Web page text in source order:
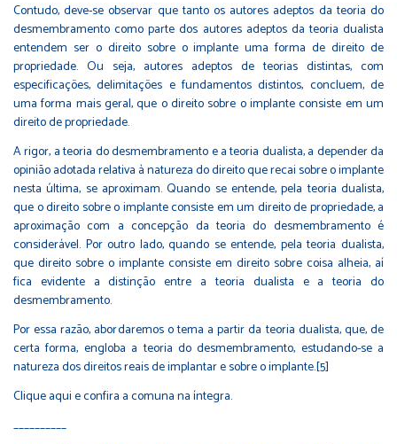
Contudo, deve-se observar que tanto os autores adeptos da teoria do
desmembramento como parte dos autores adeptos da teoria dualista
entendem ser o direito sobre o implante uma forma de direito de
propriedade. Ou seja, autores adeptos de teorias distintas, com
especificações, delimitações e fundamentos distintos, concluem, de
uma forma mais geral, que o direito sobre o implante consiste em um
direito de propriedade.
A rigor, a teoria do desmembramento e a teoria dualista, a depender da
opinião adotada relativa à natureza do direito que recai sobre o implante
nesta última, se aproximam. Quando se entende, pela teoria dualista,
que o direito sobre o implante consiste em um direito de propriedade, a
aproximação com a concepção da teoria do desmembramento é
considerável. Por outro lado, quando se entende, pela teoria dualista,
que direito sobre o implante consiste em direito sobre coisa alheia, aí
fica evidente a distinção entre a teoria dualista e a teoria do
desmembramento.
Por essa razão, abordaremos o tema a partir da teoria dualista, que, de
certa forma, engloba a teoria do desmembramento, estudando-se a
natureza dos direitos reais de implantar e sobre o implante.[5]
Clique aquie confira a comuna na íntegra.
__________